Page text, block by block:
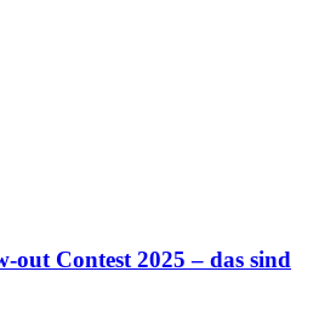
out Contest 2025 – das sind